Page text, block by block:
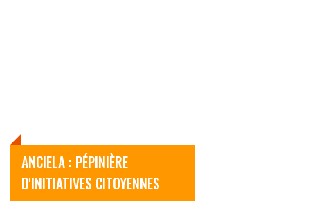
ANCIELA : PÉPINIÈRE
D'INITIATIVES CITOYENNES